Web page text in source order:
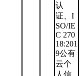
认
证、I
SO/IE
C 270
18:201
9公有
云个